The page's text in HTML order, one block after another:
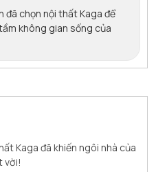
đã chọn nội thất Kaga để
không gian sống của
Kaga đã khiến ngôi nhà của
vời!